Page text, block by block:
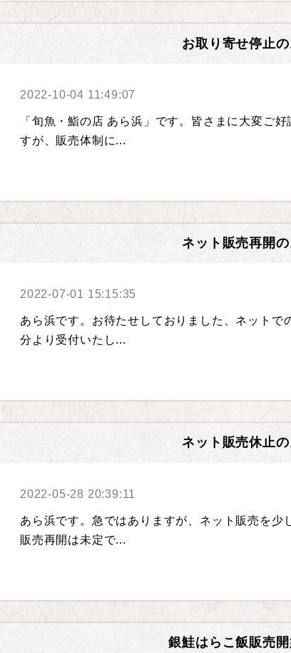
お取り寄せ停止
2022-10-04 11:49:07
「旬魚・鮨の店 あら浜」です。皆さまに大変ご
すが、販売体制に...
ネット販売再開
2022-07-01 15:15:35
あら浜です。お待たせしておりました、ネット
分より受付いたし...
ネット販売休止
2022-05-28 20:39:11
あら浜です。急ではありますが、ネット販売を少
販売再開は未定で...
銀鮭はらこ飯販売